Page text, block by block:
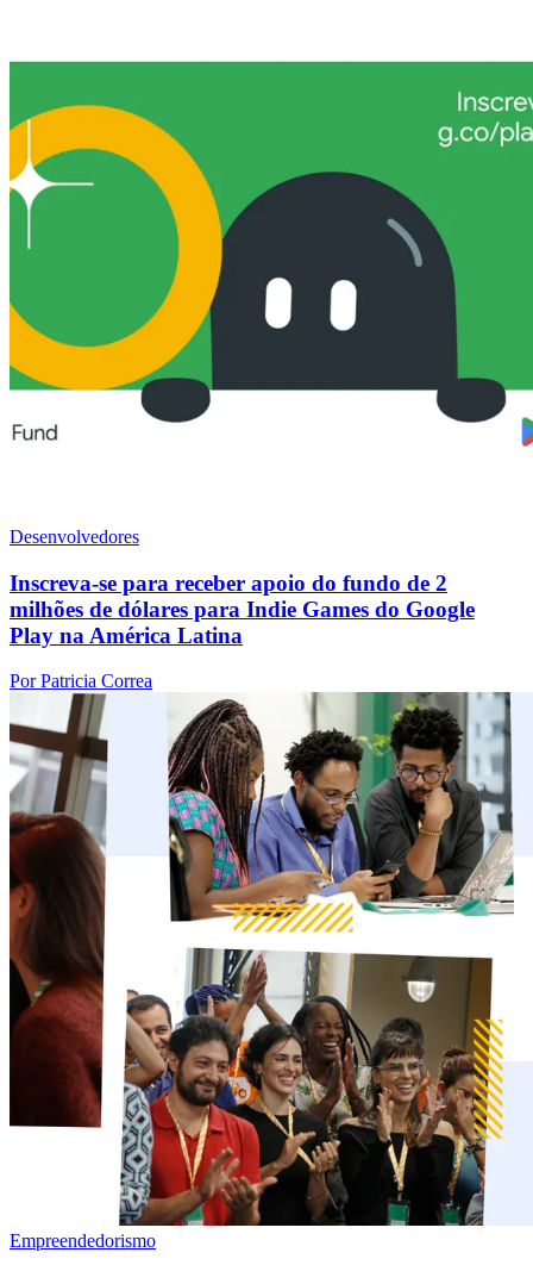
Desenvolvedores
Inscreva-se para receber apoio do fundo de 2
milhões de dólares para Indie Games do Google
Play na América Latina
Por Patricia Correa
Empreendedorismo